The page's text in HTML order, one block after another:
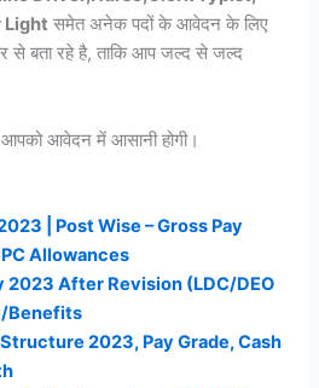
Light समेत अनेक पदों के आवेदन के लिए
से बता रहे है, ताकि आप जल्द से जल्द
आवेदन में आसानी होगी।
| Post Wise – Gross Pay
Allowances
2023 After Revision (LDC/DEO
Benefits
2023, Pay Grade, Cash